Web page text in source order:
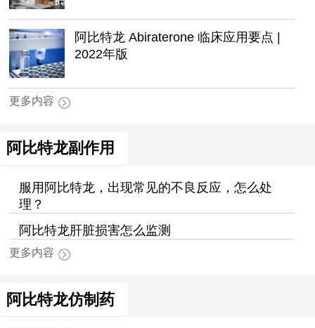
阿比特龙 Abiraterone 临床应用要点 |
2022年版
更多内容
阿比特龙副作用
服用阿比特龙，出现常见的不良反应，怎么处
理？
阿比特龙肝脏损害怎么监测
更多内容
阿比特龙仿制药